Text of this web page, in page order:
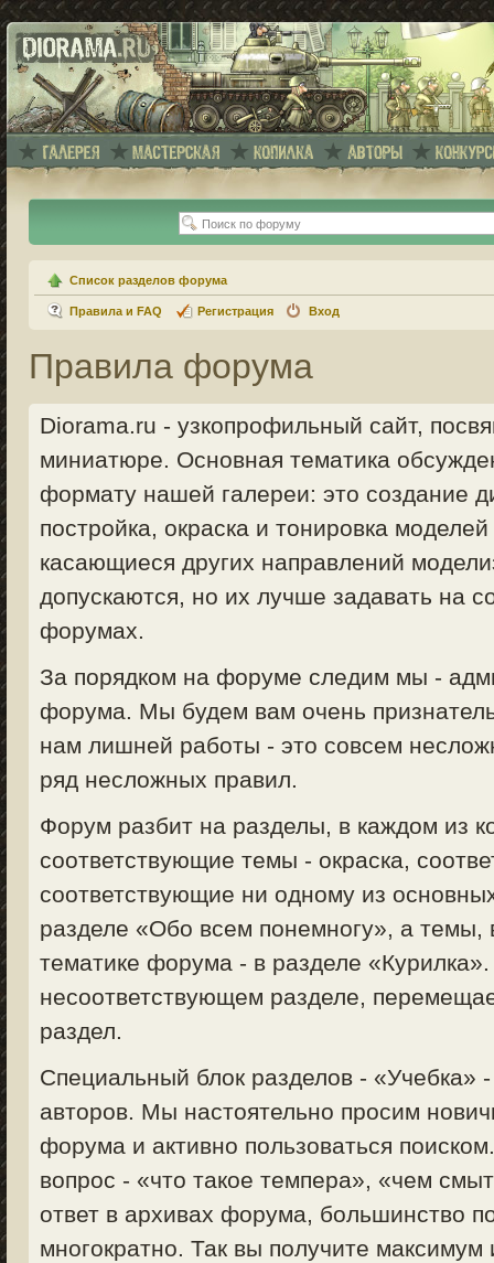
Список разделов форума
Правила и FAQ Регистрация Вход
Правила форума
Diorama.ru - узкопрофильный сайт,
миниатюре. Основная тематика
формату нашей галереи: это создание
постройка, окраска и тонировка
касающиеся других направлений
допускаются, но их лучше задавать на
форумах.
За порядком на форуме следим мы -
форума. Мы будем вам очень
нам лишней работы - это совсем
ряд несложных правил.
Форум разбит на разделы, в каждом из
соответствующие темы - окраска,
соответствующие ни одному из
разделе «Обо всем понемногу», а
тематике форума - в разделе
несоответствующем разделе,
раздел.
Специальный блок разделов -
авторов. Мы настоятельно просим
форума и активно пользоваться
вопрос - «что такое темпера», «чем
ответ в архивах форума, большинство
многократно. Так вы получите